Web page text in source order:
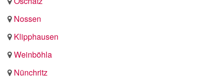
Nossen
Klipphausen
Weinböhla
Nünchritz